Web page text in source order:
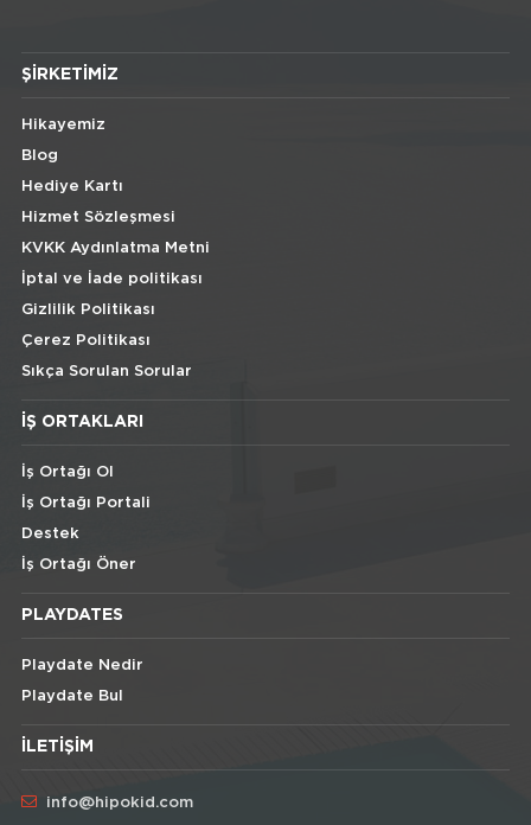
ŞIRKETIMIZ
Hikayemiz
Blog
Hediye Kartı
Hizmet Sözleşmesi
KVKK Aydınlatma Metni
İptal ve İade politikası
Gizlilik Politikası
Çerez Politikası
Sıkça Sorulan Sorular
İŞ ORTAKLARI
İş Ortağı Ol
İş Ortağı Portali
Destek
İş Ortağı Öner
PLAYDATES
Playdate Nedir
Playdate Bul
İLETIŞIM
info@hipokid.com